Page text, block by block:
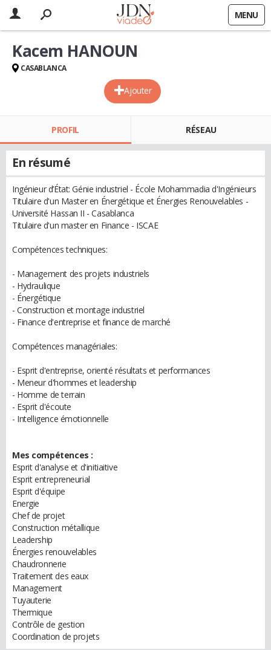
MENU
Ajouter
Kacem HANOUN
CASABLANCA
PROFIL RÉSEAU
En résumé
Ingénieur d’État: Génie industriel - École Mohammadia d'Ingénieurs
Titulaire d'un Master en Énergétique et Énergies Renouvelables -
Université Hassan II - Casablanca
Titulaire d'un master en Finance - ISCAE
Compétences techniques:
- Management des projets industriels
- Hydraulique
- Énergétique
- Construction et montage industriel
- Finance d'entreprise et finance de marché
Compétences managériales:
- Esprit d'entreprise, orienté résultats et performances
- Meneur d'hommes et leadership
- Homme de terrain
- Esprit d'écoute
- Intelligence émotionnelle
Mes compétences :
Esprit d'analyse et d'initiaitive
Esprit entrepreneurial
Esprit d'équipe
Energie
Chef de projet
Construction métallique
Leadership
Énergies renouvelables
Chaudronnerie
Traitement des eaux
Management
Tuyauterie
Thermique
Contrôle de gestion
Coordination de projets